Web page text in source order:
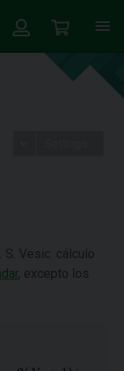
S. Vesic. cálculo
, excepto los